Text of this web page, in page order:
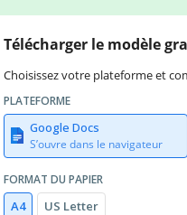
Télécharger le modèle
Choisissez votre plateforme et
PLATEFORME
Google Docs
S’ouvre dans le navigateur
FORMAT DU PAPIER
A4 US Letter